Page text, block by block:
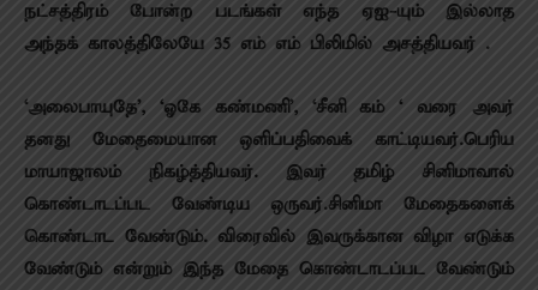
நட்சத்திரம் போன்ற படங்கள் எந்த ஏஐ-யும் இல்லாத
அந்தக் காலத்திலேயே 35 எம் எம் பிலிமில் அசத்தியவர் .
‘அலைபாயுதே’, ‘ஓகே கண்மணி’, ‘சீனி கம் ‘ வரை அவர்
தனது மேதைமையான ஒளிப்பதிவைக் காட்டியவர்.பெரிய
மாயாஜாலம் நிகழ்த்தியவர். இவர் தமிழ் சினிமாவால்
கொண்டாடப்பட வேண்டிய ஒருவர்.சினிமா மேதைகளைக்
கொண்டாட வேண்டும். விரைவில் இவருக்கான விழா எடுக்க
வேண்டும் என்றும் இந்த மேதை கொண்டாடப்பட வேண்டும்